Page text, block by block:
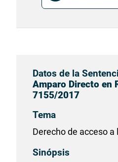
Datos de la
Amparo Directo en
7155/2017
Tema
Derecho de acceso a
Sinópsis